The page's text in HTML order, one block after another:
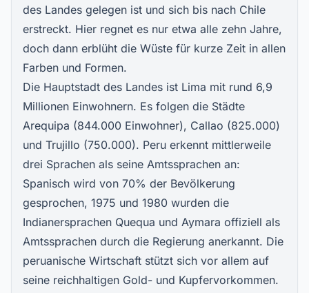
des Landes gelegen ist und sich bis nach Chile
erstreckt. Hier regnet es nur etwa alle zehn Jahre,
doch dann erblüht die Wüste für kurze Zeit in allen
Farben und Formen.
Die Hauptstadt des Landes ist Lima mit rund 6,9
Millionen Einwohnern. Es folgen die Städte
Arequipa (844.000 Einwohner), Callao (825.000)
und Trujillo (750.000). Peru erkennt mittlerweile
drei Sprachen als seine Amtssprachen an:
Spanisch wird von 70% der Bevölkerung
gesprochen, 1975 und 1980 wurden die
Indianersprachen Quequa und Aymara offiziell als
Amtssprachen durch die Regierung anerkannt. Die
peruanische Wirtschaft stützt sich vor allem auf
seine reichhaltigen Gold- und Kupfervorkommen.